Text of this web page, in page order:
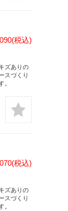
(税込)
ズありの
スづくり
。
(税込)
ズありの
スづくり
。